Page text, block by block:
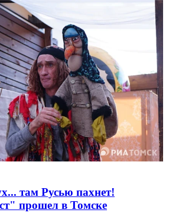
там Русью пахнет!
прошел в Томске